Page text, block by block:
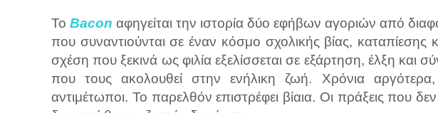
Το Bacon αφηγείται την ιστορία δύο εφήβων αγοριών από
που συναντιούνται σε έναν κόσμο σχολικής βίας, καταπίεσης
σχέση που ξεκινά ως φιλία εξελίσσεται σε εξάρτηση, έλξη και
που τους ακολουθεί στην ενήλικη ζωή. Χρόνια
αντιμέτωποι. Το παρελθόν επιστρέφει βίαια. Οι πράξεις που